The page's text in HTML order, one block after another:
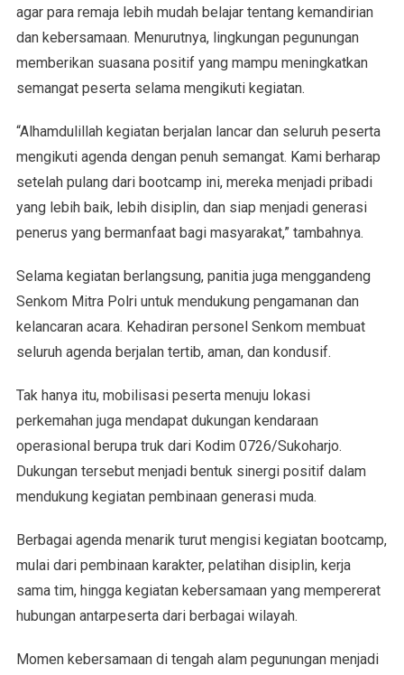
agar para remaja lebih mudah belajar tentang kemandirian
dan kebersamaan. Menurutnya, lingkungan pegunungan
memberikan suasana positif yang mampu meningkatkan
semangat peserta selama mengikuti kegiatan.
“Alhamdulillah kegiatan berjalan lancar dan seluruh peserta
mengikuti agenda dengan penuh semangat. Kami berharap
setelah pulang dari bootcamp ini, mereka menjadi pribadi
yang lebih baik, lebih disiplin, dan siap menjadi generasi
penerus yang bermanfaat bagi masyarakat,” tambahnya.
Selama kegiatan berlangsung, panitia juga menggandeng
Senkom Mitra Polri untuk mendukung pengamanan dan
kelancaran acara. Kehadiran personel Senkom membuat
seluruh agenda berjalan tertib, aman, dan kondusif.
Tak hanya itu, mobilisasi peserta menuju lokasi
perkemahan juga mendapat dukungan kendaraan
operasional berupa truk dari Kodim 0726/Sukoharjo.
Dukungan tersebut menjadi bentuk sinergi positif dalam
mendukung kegiatan pembinaan generasi muda.
Berbagai agenda menarik turut mengisi kegiatan bootcamp,
mulai dari pembinaan karakter, pelatihan disiplin, kerja
sama tim, hingga kegiatan kebersamaan yang mempererat
hubungan antarpeserta dari berbagai wilayah.
Momen kebersamaan di tengah alam pegunungan menjadi